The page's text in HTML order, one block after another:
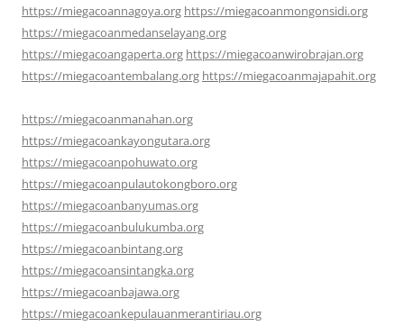
https://miegacoannagoya.org https://miegacoanmongonsidi.org
https://miegacoanmedanselayang.org
https://miegacoangaperta.org https://miegacoanwirobrajan.org
https://miegacoantembalang.org https://miegacoanmajapahit.org
https://miegacoanmanahan.org
https://miegacoankayongutara.org
https://miegacoanpohuwato.org
https://miegacoanpulautokongboro.org
https://miegacoanbanyumas.org
https://miegacoanbulukumba.org
https://miegacoanbintang.org
https://miegacoansintangka.org
https://miegacoanbajawa.org
https://miegacoankepulauanmerantiriau.org